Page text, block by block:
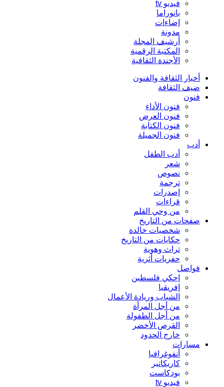
فيديو tv
بانوراما
إضاءات
مدونة
أرشيف المجلة
المكتبة الرقمية
الأجندة الثقافية
أخبار الثقافة والفنون
ضيف الثقافة
فنون
فنون الأداء
فنون العرض
فنون الكتابة
فنون الجميلة
أدب
أدب الطفل
شعر
نصوص
ترجمة
إصدرات
قراءات
من وحي القلم
صفحات من التاريخ
شخصيات خالدة
حكايات من التاريخ
تراث وهوية
حفريات أثرية
فواصل
إحكي فلسطين
إفريقيا
الشباب وريادة الأعمال
من أجل المرأة
من أجل الطفولة
القرص الأخضر
خارج الحدود
مسارات
أنفوغرافيا
كاريكاتير
بودكاست
فيديو tv